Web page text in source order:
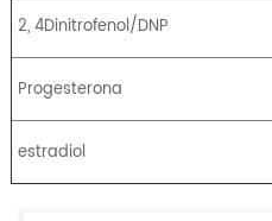
2, 4Dinitrofenol/DNP
Progesterona
estradiol